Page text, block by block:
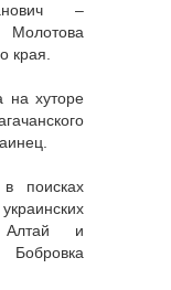
–
Молотова
края.
на хуторе
поисках
Алтай и